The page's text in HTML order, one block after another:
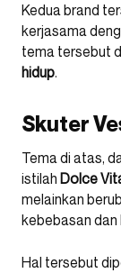
Kedua brand
kerjasama
tema tersebut
hidup.
Skuter
Tema di atas,
istilah Dolce
melainkan
kebebasan dan
Hal tersebut